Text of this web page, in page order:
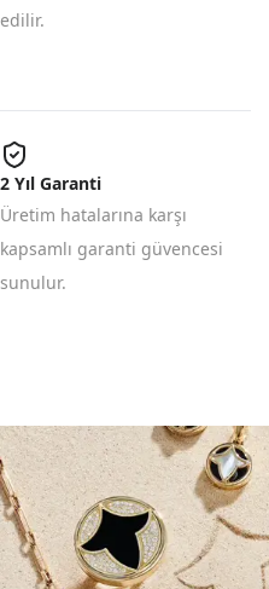
edilir.
2 Yıl Garanti
Üretim hatalarına karşı
kapsamlı garanti güvencesi
sunulur.